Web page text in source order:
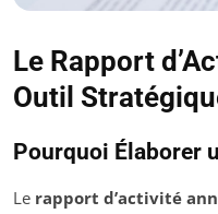
Le Rapport
Outil
Pourquoi Élaborer
Le rapport d’activité